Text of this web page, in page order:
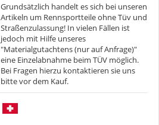
Grundsätzlich handelt es sich bei unseren
Artikeln um Rennsportteile ohne Tüv und
Straßenzulassung! In vielen Fällen ist
jedoch mit Hilfe unseres
"Materialgutachtens (nur auf Anfrage)"
eine Einzelabnahme beim TÜV möglich.
Bei Fragen hierzu kontaktieren sie uns
bitte vor dem Kauf.